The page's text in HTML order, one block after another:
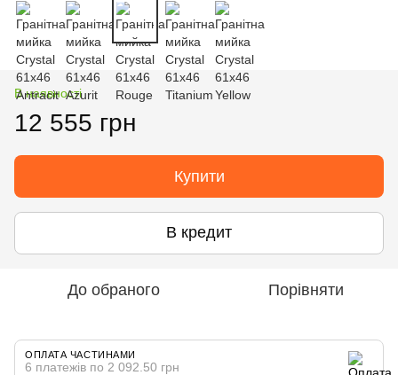
В наявності
12 555 грн
Купити
В кредит
До обраного Порівняти
ОПЛАТА ЧАСТИНАМИ
6 платежів по 2 092.50 грн